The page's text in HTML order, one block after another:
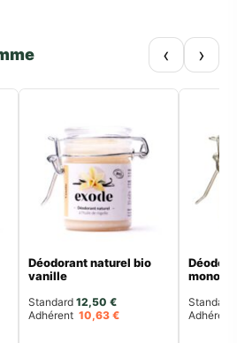
‹ ›
Déodorant naturel bio
vanille
Standard 12,50€
Adhérent10,63€
monoï
Standard